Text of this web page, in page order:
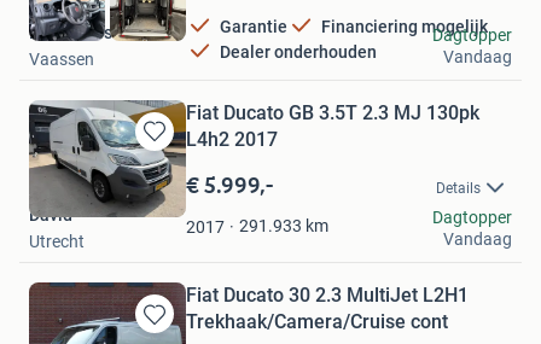
Garantie
Financiering mogelijk
Dealer onderhouden
Dethi Vans
Vaassen
Dagtopper
Vandaag
Bewaren
in
Mijn
Favorieten
Fiat Ducato GB 3.5T 2.3 MJ 130pk
L4h2 2017
€ 5.999,- Details
2017 291.933 km
David
Utrecht
Dagtopper
Vandaag
Bewaren
Fiat Ducato 30 2.3 MultiJet L2H1
Trekhaak/Camera/Cruise cont